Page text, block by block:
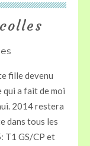
fille devenu
qui a fait de moi
2014 restera
dans tous les
T1 GS/CP et